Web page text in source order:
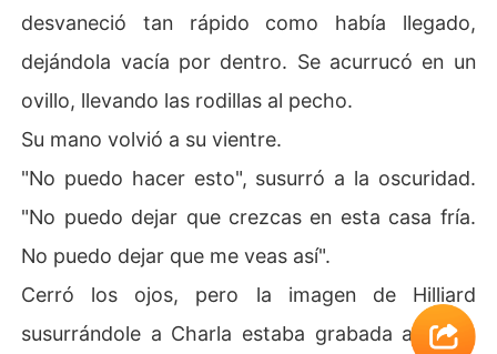
desvaneció tan rápido como había llegado,
dejándola vacía por dentro. Se acurrucó en un
ovillo, llevando las rodillas al pecho.
Su mano volvió a su vientre.
"No puedo hacer esto", susurró a la oscuridad.
"No puedo dejar que crezcas en esta casa fría.
No puedo dejar que me veas así".
Cerró los ojos, pero la imagen de Hilliard
susurrándole a Charla estaba grabada a fuego